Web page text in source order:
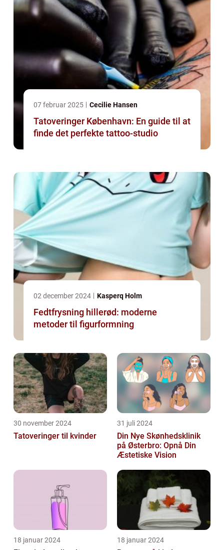
07 februar 2025 Cecilie Hansen
Tatoveringer København: En guide til at
finde det perfekte tattoo-studio
02 december 2024 Kasperq Holm
Fedtfrysning hillerød: moderne
metoder til figurformning
30 november 2024
Tatoveringer til kvinder
31 juli 2024
Din Nye Skønhedsklinik
på Østerbro: Opnå Din
Æstetiske Vision
18 januar 2024 18 januar 2024